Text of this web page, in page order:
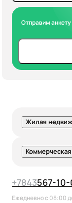
Отправим
Жилая
+7843567-
Ежедневно с 08:00